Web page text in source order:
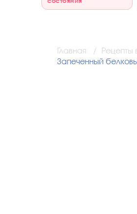
Главная
Рецепты
Запеченный